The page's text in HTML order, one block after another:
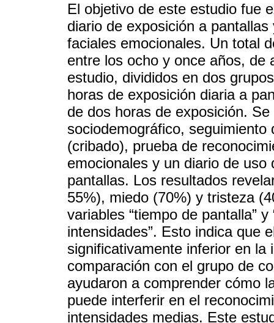
El objetivo de este estudio fue
diario de exposición a
faciales emocionales. Un total
entre los ocho y once años, de
estudio, divididos en dos
horas de exposición diaria a
de dos horas de exposición.
sociodemográfico,
(cribado), prueba de
emocionales y un diario de
pantallas. Los resultados
55%), miedo (70%) y tristeza
variables “tiempo de pantalla”
intensidades”. Esto indica que
significativamente inferior en
comparación con el grupo de
ayudaron a comprender cómo
puede interferir en el
intensidades medias. Este